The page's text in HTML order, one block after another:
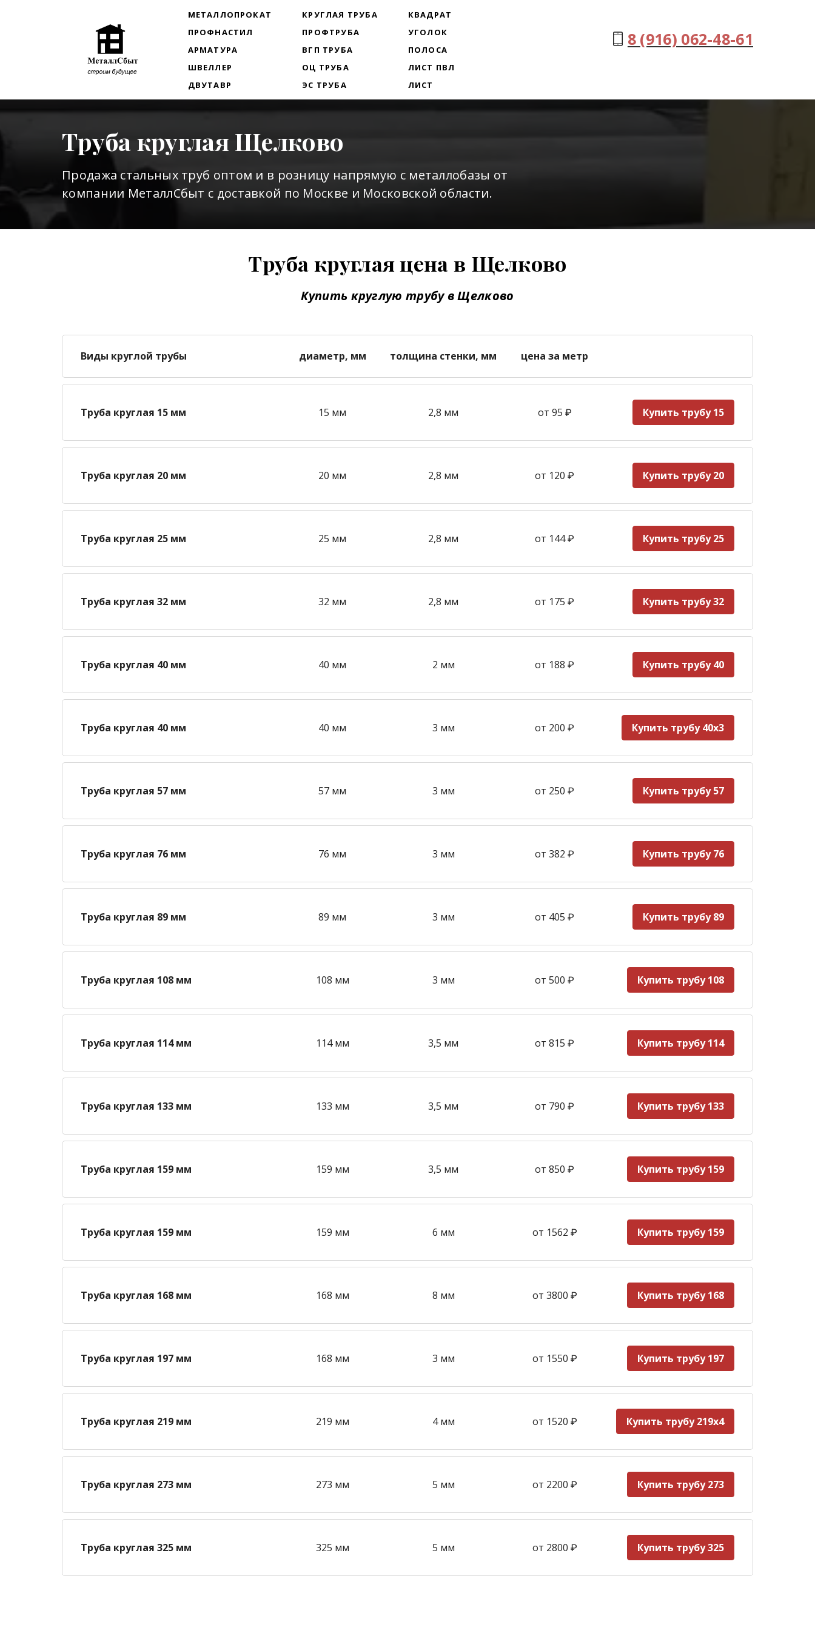
МЕТАЛЛОПРОКАТ
ПРОФНАСТИЛ
АРМАТУРА
ШВЕЛЛЕР
ДВУТАВР
КРУГЛАЯ ТРУБА
ПРОФТРУБА
ВГП ТРУБА
ОЦ ТРУБА
ЭС ТРУБА
КВАДРАТ
УГОЛОК
ПОЛОСА
ЛИСТ ПВЛ
ЛИСТ
8 (916) 062-48-61
Труба круглая Щелково
Продажа стальных труб оптом и в розницу напрямую с металлобазы от
компании МеталлСбыт с доставкой по Москве и Московской области.
Труба круглая цена в Щелково
Купить круглую трубу в Щелково
Виды круглой трубы диаметр, мм толщина стенки, мм цена за метр
Труба круглая 15 мм 15 мм 2,8 мм от 95 ₽ Купить трубу 15
Труба круглая 20 мм 20 мм 2,8 мм от 120 ₽ Купить трубу 20
Труба круглая 25 мм 25 мм 2,8 мм от 144₽ Купить трубу 25
Труба круглая 32 мм 32 мм 2,8 мм от 175 ₽ Купить трубу 32
Труба круглая 40 мм 40 мм 2 мм от 188 ₽ Купить трубу 40
Труба круглая 40 мм 40 мм 3 мм от 200 ₽ Купить трубу 40х3
Труба круглая 57 мм 57 мм 3 мм от 250 ₽ Купить трубу 57
Труба круглая 76 мм 76 мм 3 мм от 382 ₽ Купить трубу 76
Труба круглая 89 мм 89 мм 3 мм от 405 ₽ Купить трубу 89
Труба круглая 108 мм 108 мм 3 мм от 500 ₽ Купить трубу 108
Труба круглая 114 мм 114 мм 3,5 мм от 815 ₽ Купить трубу 114
Труба круглая 133 мм 133 мм 3,5 мм от 790₽ Купить трубу 133
Труба круглая 159 мм 159 мм 3,5 мм от 850 ₽ Купить трубу 159
Труба круглая 159 мм 159 мм 6 мм от 1562 ₽ Купить трубу 159
Труба круглая 168 мм 168 мм 8 мм от 3800 ₽ Купить трубу 168
Труба круглая 197 мм 168 мм 3 мм от 1550 ₽ Купить трубу 197
Труба круглая 219 мм 219 мм 4 мм от 1520 ₽ Купить трубу 219х4
Труба круглая 273 мм 273 мм 5 мм от 2200 ₽ Купить трубу 273
Труба круглая 325 мм 325 мм 5 мм от 2800 ₽ Купить трубу 325